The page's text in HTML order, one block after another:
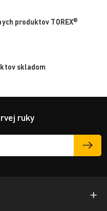
produktov TOREX®
skladom
ruky